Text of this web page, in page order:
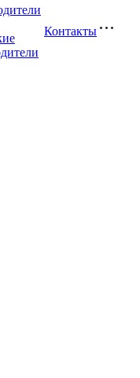
Контакты